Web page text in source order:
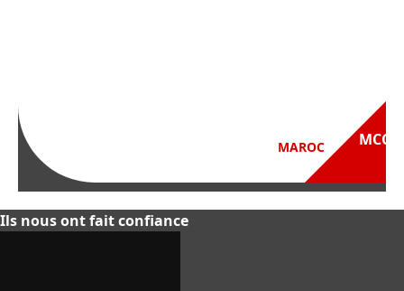
Ils nous ont fait confiance